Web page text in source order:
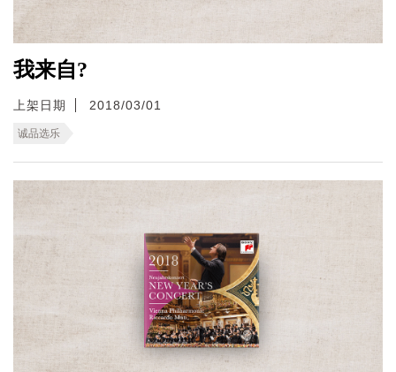
我来自?
上架日期 2018/03/01
诚品选乐